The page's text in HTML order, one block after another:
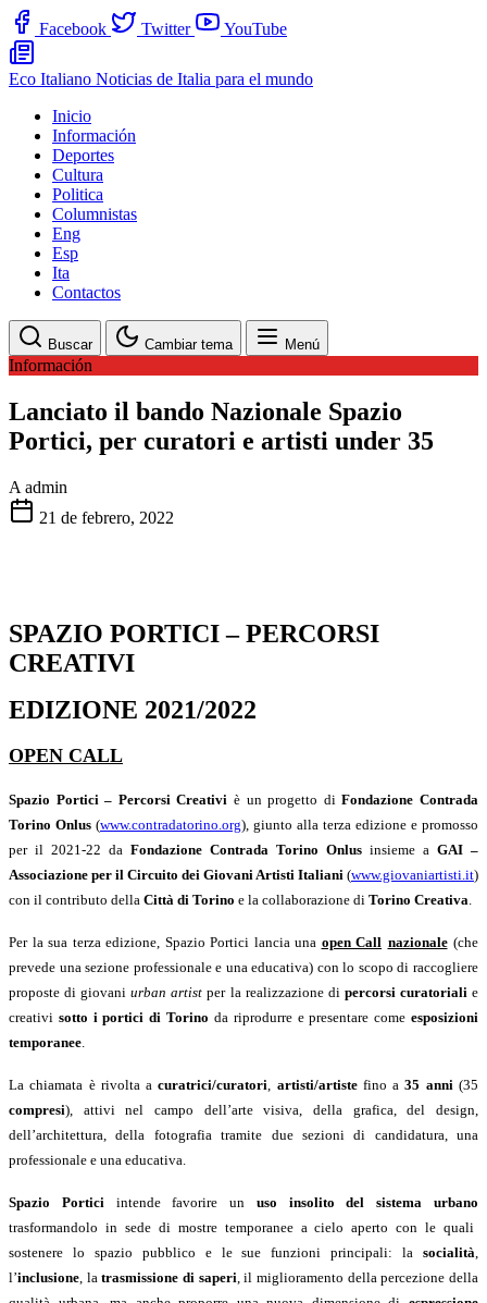
Facebook Twitter YouTube
Eco Italiano Noticias de Italia para el mundo
Inicio
Información
Deportes
Cultura
Politica
Columnistas
Eng
Esp
Ita
Contactos
Buscar Cambiar tema Menú
Información
Lanciato il bando Nazionale Spazio
Portici, per curatori e artisti under 35
A admin
21 de febrero, 2022
SPAZIO PORTICI – PERCORSI
CREATIVI
EDIZIONE 2021/2022
OPEN CALL
Spazio Portici – Percorsi Creativi è un progetto diFondazione Contrada
Torino Onlus (www.contradatorino.org), giunto alla terza edizione e promosso
per il 2021-22 da Fondazione Contrada Torino Onlus insieme a GAI –
Associazione per il Circuito dei Giovani Artisti Italiani (www.giovaniartisti.it)
con il contributo della Città di Torino e la collaborazione di Torino Creativa
Per la sua terza edizione, Spazio Portici lancia una open Call nazionale (che
prevede una sezione professionale e una educativa) con lo scopo di raccogliere
proposte di giovaniurban artistper la realizzazione di percorsi curatorialie
creativi sotto i portici di Torino da riprodurre e presentare comeesposizioni
temporanee
La chiamata è rivolta acuratrici/curatori artisti/artistefino a35 anni(35
compresi), attivi nel campo dell’arte visiva, della grafica, del design,
dell’architettura, della fotografia tramite due sezioni di candidatura, una
professionale e una educativa.
Spazio Portici intende favorire un uso insolito del sistema urbano
trasformandolo in sede di mostre temporanee a cielo aperto con le quali
sostenere lo spazio pubblico e le sue funzioni principali: la socialità
l’inclusione , latrasmissione di saperi , il miglioramento della percezione della